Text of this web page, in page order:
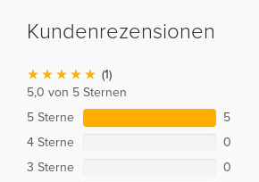
Kundenrezensionen
(1)
5,0 von 5 Sternen
5 Sterne
5
4 Sterne
0
3 Sterne
0